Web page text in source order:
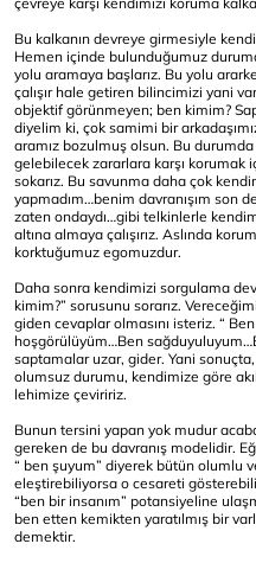
Bu kalkanın devreye girmesiyle kendi
Hemen içinde bulunduğumuz
yolu aramaya başlarız. Bu yolu
çalışır hale getiren bilincimizi yani
objektif görünmeyen; ben kimim?
diyelim ki, çok samimi bir
aramız bozulmuş olsun. Bu
gelebilecek zararlara karşı korumak
sokarız. Bu savunma daha çok
yapmadım…benim davranışım son
zaten ondaydı…gibi telkinlerle
altına almaya çalışırız. Aslında
korktuğumuz egomuzdur.
Daha sonra kendimizi sorgulama
kimim?” sorusunu sorarız.
giden cevaplar olmasını isteriz. “
hoşgörülüyüm…Ben
saptamalar uzar, gider. Yani sonuçta,
olumsuz durumu, kendimize göre
lehimize çeviririz.
Bunun tersini yapan yok mudur
gereken de bu davranış modelidir.
“ ben şuyum” diyerek bütün olumlu
eleştirebiliyorsa o cesareti
“ben bir insanım” potansiyeline
ben etten kemikten yaratılmış bir
demektir.